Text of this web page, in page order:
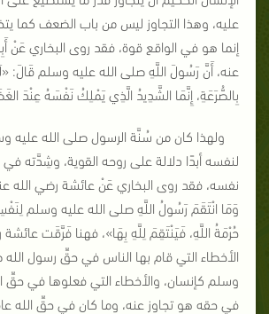
عليه، وهذا التجاوز ليس من باب الضعف كما
إنما هو في الواقع قوة، فقد روى البخاري عَنْ
عنه، أَنَّ رَسُولَ اللَّهِ صلى الله عليه وسلم قَالَ:
بِالصُّرَعَةِ، إِنَّمَا الشَّدِيدُ الَّذِي يَمْلِكُ نَفْسَهُ عِنْدَ
ولهذا كان من سُنَّة الرسول صلى الله عليه
لنفسه أبدًا دلالة على روحه القوية، وشِدَّته
نفسه، فقد روى البخاري عَنْ عائشة رضي الله
وَمَا انْتَقَمَ رَسُولُ اللَّهِ صلى الله عليه وسلم
حُرْمَةُ اللَّهِ، فَيَنْتَقِمَ لِلَّهِ بِهَا»، فهنا فَرَّقَت عائشة
الأخطاء التي قام بها الناس في حقِّ رسول الله
وسلم كإنسان، والأخطاء التي فعلوها في حقِّ
في حقه هو تجاوز عنه، وما كان في حقِّ الله